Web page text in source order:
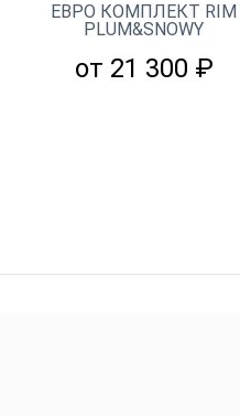
ЕВРО КОМПЛЕКТ RIM
PLUM&SNOWY
от 21 300 ₽